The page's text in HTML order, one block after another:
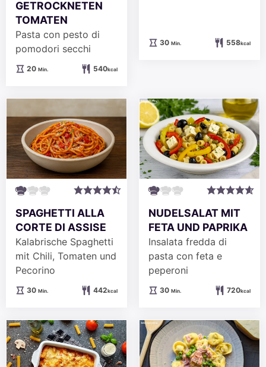
GETROCKNETEN
TOMATEN
Pasta con pesto di
pomodori secchi
20Minuten
Min. 540kcal
30Minuten
Min. 558kcal
SPAGHETTI ALLA
CORTE DI ASSISE
Kalabrische Spaghetti
mit Chili, Tomaten und
Pecorino
30Minuten
Min. 442kcal
NUDELSALAT MIT
FETA UND PAPRIKA
Insalata fredda di
pasta con feta e
peperoni
30Minuten
Min. 720kcal